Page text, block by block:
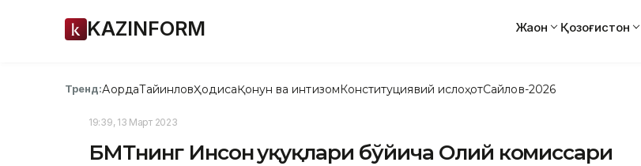
KAZINFORM Жаҳон Қозоғистон
Тренд:АқордаТайинловҲодисаҚонун ва интизомКонституциявий ислоҳотСайлов-2026
19:39, 13 Март 2023
БМТнинг Инсон ҳуқуқлари бўйича Олий комиссари